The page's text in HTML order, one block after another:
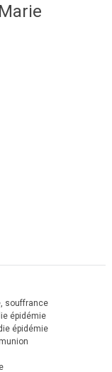
souffrance
épidémie
épidémie